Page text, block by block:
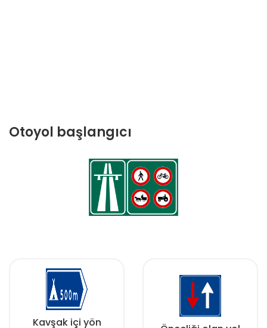
Otoyol başlangıcı
Kavşak içi yön